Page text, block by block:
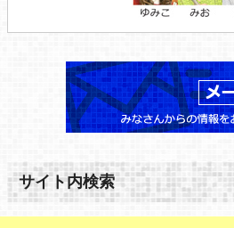
サイト内検索